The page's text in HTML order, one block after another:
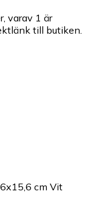
varav 1 är
till butiken.
cm Vit